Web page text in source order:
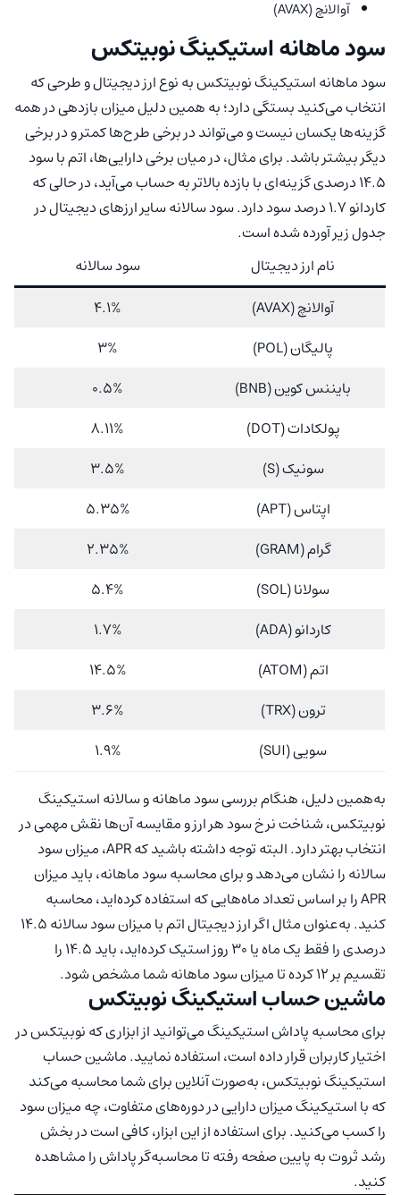
آوالانچ (AVAX)
سود ماهانه استیکینگ نوبیتکس
سود ماهانه استیکینگ نوبیتکس به نوع ارز دیجیتال و طرحی که
انتخاب می‌کنید بستگی دارد؛ به همین دلیل میزان بازدهی در همه
گزینه‌ها یکسان نیست و می‌تواند در برخی طرح‌ها کمتر و در برخی
دیگر بیشتر باشد. برای مثال، در میان برخی دارایی‌ها، اتم با سود
۱۴.۵ درصدی گزینه‌ای با بازده بالاتر به حساب می‌آید، در حالی که
کاردانو ۱.۷ درصد سود دارد. سود سالانه سایر ارزهای دیجیتال در
جدول زیر آورده شده است.
نام ارز دیجیتال
سود سالانه
آوالانچ (AVAX)
4.1%
پالیگان (POL)
3%
بایننس کوین (BNB)
0.5%
پولکادات (DOT)
8.11%
سونیک (S)
3.5%
اپتاس (APT)
5.35%
گرام (GRAM)
2.35%
سولانا (SOL)
5.4%
کاردانو (ADA)
1.7%
اتم (ATOM)
14.5%
ترون (TRX)
3.6%
سویی (SUI)
1.9%
به‌همین دلیل، هنگام بررسی سود ماهانه و سالانه استیکینگ
نوبیتکس، شناخت نرخ سود هر ارز و مقایسه آن‌ها نقش مهمی در
انتخاب بهتر دارد. البته توجه داشته باشید که APR، میزان سود
سالانه را نشان می‌دهد و برای محاسبه سود ماهانه، باید میزان
APR را بر اساس تعداد ماه‌هایی که استفاده کرده‌اید، محاسبه
کنید. به‌عنوان مثال اگر ارز دیجیتال اتم با میزان سود سالانه ۱۴.۵
درصدی را فقط یک ماه یا ۳۰ روز استیک کرده‌اید، باید ۱۴.۵ را
تقسیم بر ۱۲ کرده تا میزان سود ماهانه شما مشخص شود.
ماشین حساب استیکینگ نوبیتکس
برای محاسبه پاداش استیکینگ می‌توانید از ابزاری که نوبیتکس در
اختیار کاربران قرار داده است، استفاده نمایید. ماشین حساب
استیکینگ نوبیتکس، به‌صورت آنلاین برای شما محاسبه می‌کند
که با استیکینگ میزان دارایی در دوره‌های متفاوت، چه میزان سود
را کسب می‌کنید. برای استفاده از این ابزار، کافی است در بخش
رشد ثروت به پایین صفحه رفته تا محاسبه‌گر پاداش را مشاهده
کنید.